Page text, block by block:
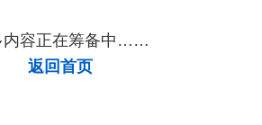
内容正在筹备中……
返回首页